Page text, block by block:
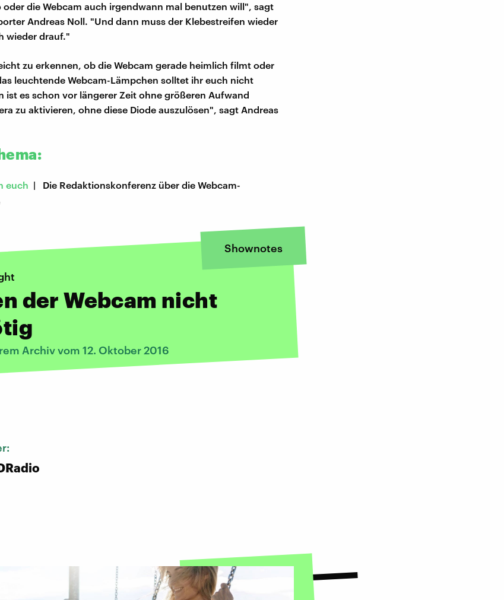
oder die Webcam auch irgendwann mal benutzen will", sagt
Andreas Noll. "Und dann muss der Klebestreifen wieder
wieder drauf."
zu erkennen, ob die Webcam gerade heimlich filmt oder
leuchtende Webcam-Lämpchen solltet ihr euch nicht
ist es schon vor längerer Zeit ohne größeren Aufwand
zu aktivieren, ohne diese Diode auszulösen", sagt Andreas
euch | Die Redaktionskonferenz über die Webcam-
Shownotes
der Webcam nicht
Archiv vom 12. Oktober 2016